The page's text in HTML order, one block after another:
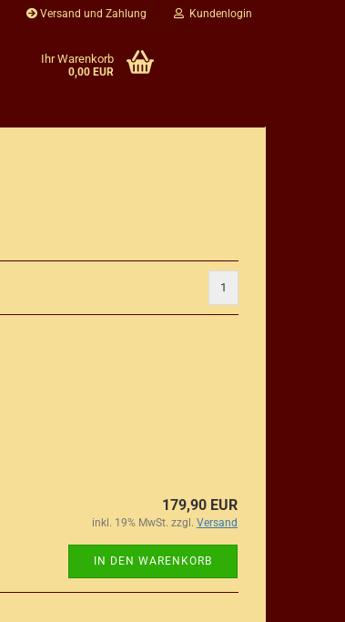
Versand und Zahlung Kundenlogin
Ihr Warenkorb
0,00 EUR
1
179,90 EUR
inkl. 19% MwSt. zzgl. Versand
IN DEN WARENKORB